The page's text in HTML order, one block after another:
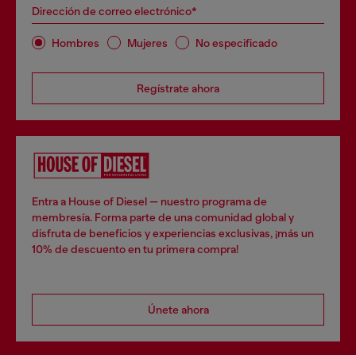
Dirección de correo electrónico*
Hombres Mujeres No especificado
Regístrate ahora
Entra a House of Diesel — nuestro programa de
membresía. Forma parte de una comunidad global y
disfruta de beneficios y experiencias exclusivas, ¡más un
10% de descuento en tu primera compra!
Únete ahora